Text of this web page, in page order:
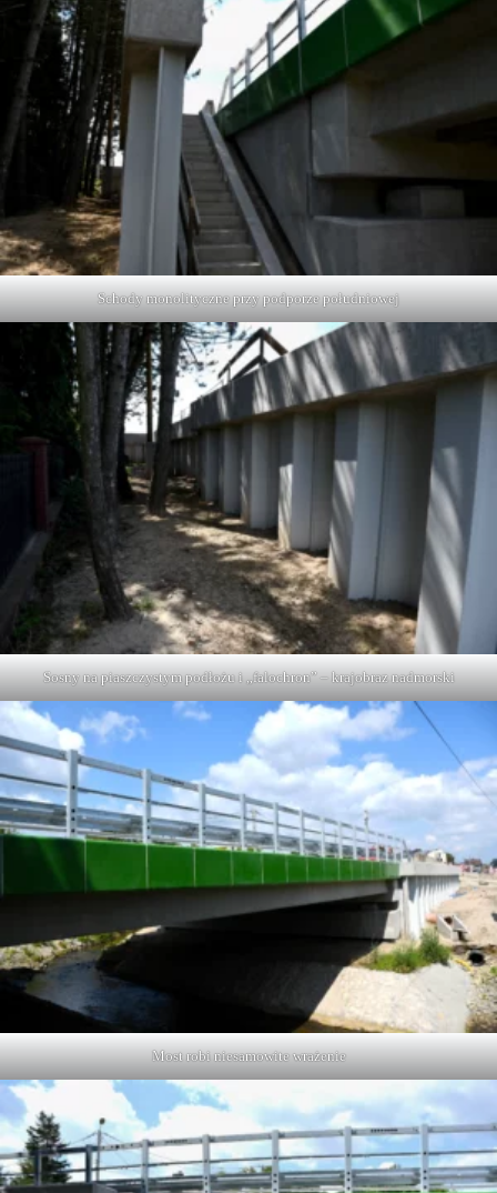
Schody monolityczne przy podporze południowej
Sosny na piaszczystym podłożu i „falochron” – krajobraz nadmorski
Most robi niesamowite wrażenie